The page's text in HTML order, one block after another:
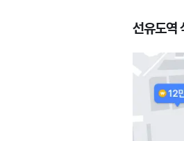
선유도역